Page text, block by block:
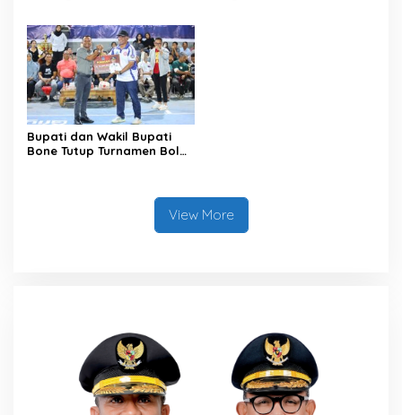
Bupati dan Wakil Bupati
Bone Tutup Turnamen Bola
View More